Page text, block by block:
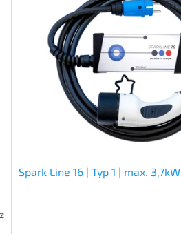
Spark Line 16 | Typ 1 | max. 3,7kW